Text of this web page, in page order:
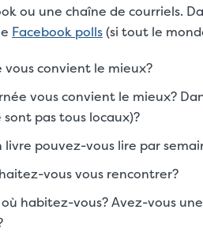
ou une chaîne de courriels.
Facebook polls(si tout le
convient le mieux?
vous convient le mieux?
sont pas tous locaux)?
livre pouvez-vous lire par
vous vous rencontrer?
habitez-vous? Avez-vous